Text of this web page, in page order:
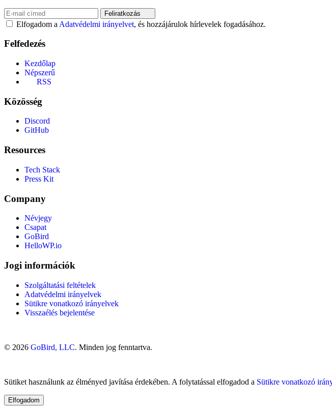
Feliratkozás
Elfogadom a Adatvédelmi irányelvet, és hozzájárulok hírlevelek fogadásához.
Felfedezés
Kezdőlap
Népszerű
RSS
Közösség
Discord
GitHub
Resources
Tech Stack
Press Kit
Company
Névjegy
Csapat
GoBird
HelloWP.io
Jogi információk
Szolgáltatási feltételek
Adatvédelmi irányelvek
Sütikre vonatkozó irányelvek
Visszaélés bejelentése
© 2026 GoBird, LLC. Minden jog fenntartva.
Sütiket használunk az élményed javítása érdekében. A folytatással elfogadod a Sütikre vonatkozó
Elfogadom